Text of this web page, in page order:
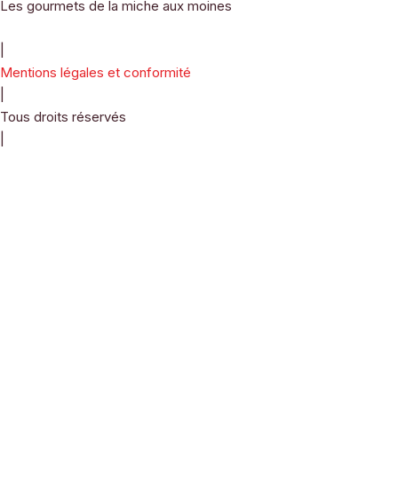
Les gourmets de la miche aux moines
Mentions légales et conformité
Tous droits réservés